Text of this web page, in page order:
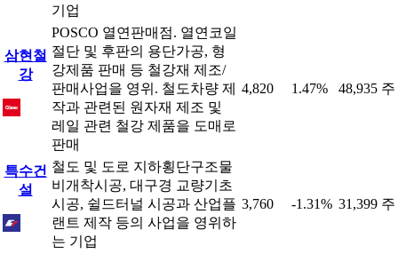
기업
삼현철
강
POSCO 열연판매점. 열연코일
절단 및 후판의 용단가공, 형
강제품 판매 등 철강재 제조/
판매사업을 영위. 철도차량 제
작과 관련된 원자재 제조 및
레일 관련 철강 제품을 도매로
판매
4,820 1.47% 48,935 주
특수건
설
철도 및 도로 지하횡단구조물
비개착시공, 대구경 교량기초
시공, 쉴드터널 시공과 산업플
랜트 제작 등의 사업을 영위하
는 기업
3,760 -1.31% 31,399 주